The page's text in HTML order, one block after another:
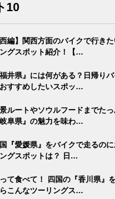
10
西編】関西方面のバイクで行き
グスポット紹介！【…
福井県』には何がある？日帰り
すすめしたいスポッ…
ルートやソウルフードまでた
岐阜県』の魅力を味わ…
『愛媛県』をバイクで走るの
グスポットは？ 日…
て食べて！ 四国の『香川県』
こんなツーリングス…